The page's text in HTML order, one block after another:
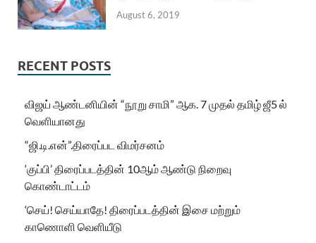
August 6, 2019
RECENT POSTS
விஜய் ஆண்டனியின் “நூறு சாமி” ஆக. 7 முதல் தமிழ் ஜீ5 ல்
வெளியானது
“ஜி.டி.என்”.திரைப்பட விமர்சனம்
‘குப்பி’ திரைப்படத்தின் 10ஆம் ஆண்டு நிறைவு
கொண்டாட்டம்
‘செய்! செய்யாதே! திரைப்படத்தின் இசை மற்றும்
காணொளி வெளியீடு